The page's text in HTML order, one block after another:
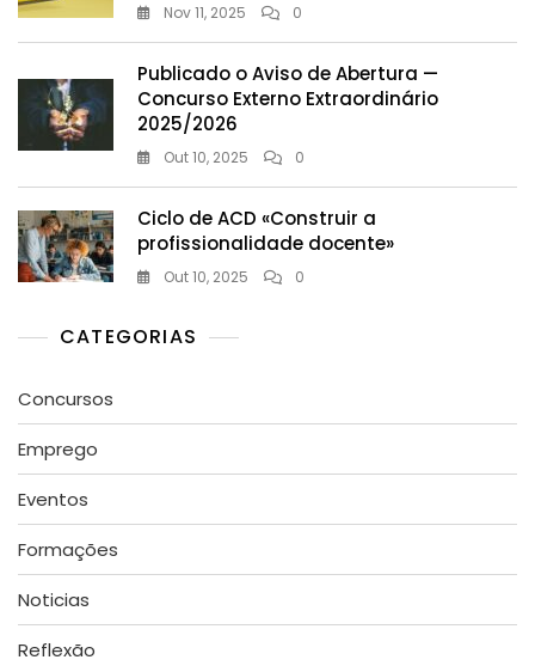
Nov 11, 2025 0
Publicado o Aviso de Abertura —
Concurso Externo Extraordinário
2025/2026
Out 10, 2025 0
Ciclo de ACD «Construir a
profissionalidade docente»
Out 10, 2025 0
CATEGORIAS
Concursos
Emprego
Eventos
Formações
Noticias
Reflexão